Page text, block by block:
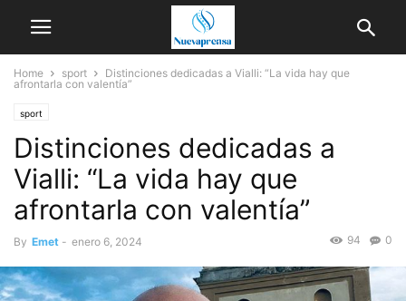
Home sport
Distinciones dedicadas a Vialli: “La vida hay que
afrontarla con valentía”
sport
Distinciones dedicadas a
Vialli: “La vida hay que
afrontarla con valentía”
By Emet - enero 6, 2024 0
94